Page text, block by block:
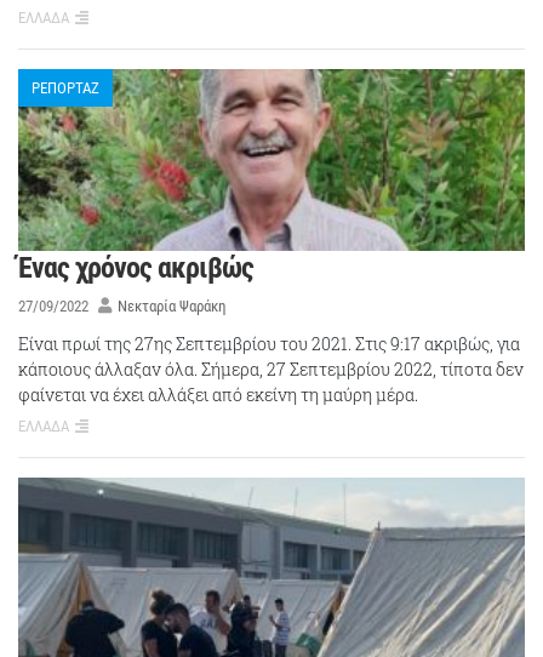
ΕΛΛΑΔΑ
ΡΕΠΟΡΤΑΖ
Ένας χρόνος ακριβώς
27/09/2022 Νεκταρία Ψαράκη
Είναι πρωί της 27ης Σεπτεμβρίου του 2021. Στις 9:17 ακριβώς, για
κάποιους άλλαξαν όλα. Σήμερα, 27 Σεπτεμβρίου 2022, τίποτα δεν
φαίνεται να έχει αλλάξει από εκείνη τη μαύρη μέρα.
ΕΛΛΑΔΑ